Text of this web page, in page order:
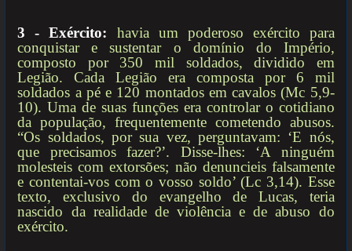
3 - Exército:
havia um poderoso exército para
conquistar e sustentar o domínio do Império,
composto por 350 mil soldados, dividido em
Legião. Cada Legião era composta por 6 mil
soldados a pé e 120 montados em cavalos (Mc 5,9-
10). Uma de suas funções era controlar o cotidiano
da população, frequentemente cometendo abusos.
“Os soldados, por sua vez, perguntavam: ‘E nós,
que precisamos fazer?’. Disse-lhes: ‘A ninguém
molesteis com extorsões; não denuncieis falsamente
e contentai-vos com o vosso soldo’ (Lc 3,14). Esse
texto, exclusivo do evangelho de Lucas, teria
nascido da realidade de violência e de abuso do
exército.